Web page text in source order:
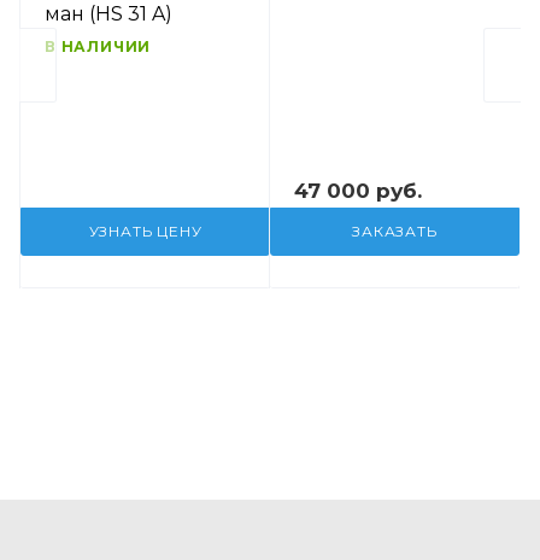
ман (HS 31 A)
В НАЛИЧИИ
УЗНАТЬ ЦЕНУ
47 000 руб.
ЗАКАЗАТЬ